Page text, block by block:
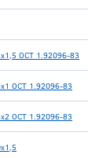
ОСТ 1.92096-83
ОСТ 1.92096-83
ОСТ 1.92096-83